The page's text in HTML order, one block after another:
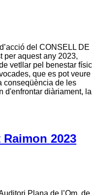
del CONSELL DE
per aquest any 2023,
vetllar pel benestar físic
que es pot veure
conseqüència de les
d'enfrontar diàriament, la
2023
Plana de l’Om, de